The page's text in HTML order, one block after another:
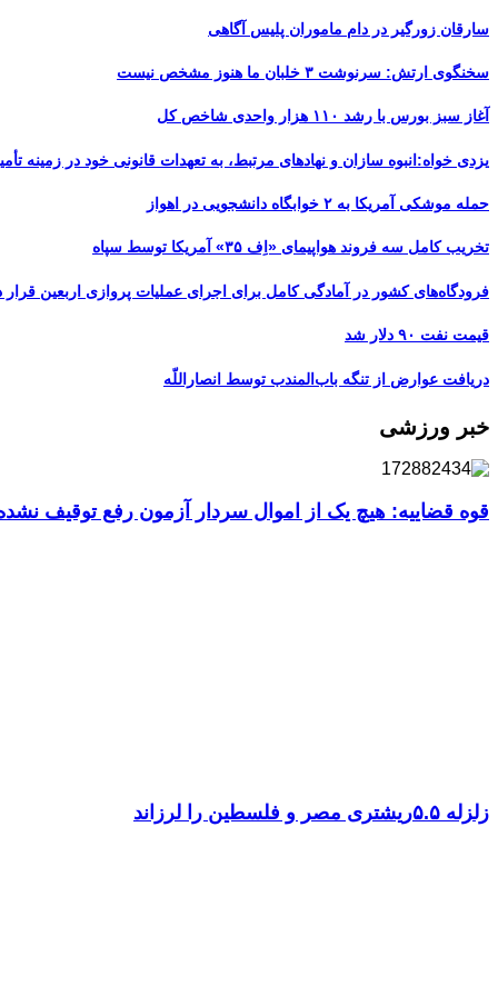
سارقان زورگیر در دام ماموران پلیس آگاهی
سخنگوی ارتش: سرنوشت ۳ خلبان ما هنوز مشخص نیست
آغاز سبز بورس با رشد ۱۱۰ هزار واحدی شاخص کل
یزدی خواه:انبوه سازان و نهادهای مرتبط، به تعهدات قانونی خود در زمینه
حمله موشکی آمریکا به ۲ خوابگاه دانشجویی در اهواز
تخریب کامل سه فروند هواپیمای «اِف ۳۵» آمریکا توسط سپاه
فرودگاه‌های کشور در آمادگی کامل برای اجرای عملیات پروازی اربعین قرار
قیمت نفت ۹۰ دلار شد
دریافت عوارض از تنگه باب‌المندب توسط انصاراللّه
خبر ورزشی
قوه قضاییه: هیچ یک از اموال سردار آزمون رفع توقیف
زلزله ۵.۵ریشتری مصر و فلسطین را لرزاند